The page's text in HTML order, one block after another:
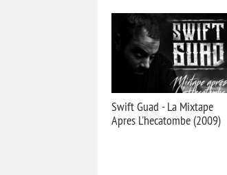
Swift Guad - La Mixtape
Apres L'hecatombe (2009)